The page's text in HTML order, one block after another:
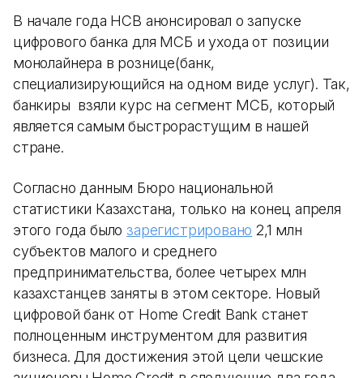
В начале года HCB анонсировал о запуске
цифрового банка для МСБ и ухода от позиции
монолайнера в рознице(банк,
специализирующийся на одном виде услуг). Так,
банкиры взяли курс на сегмент МСБ, который
является самым быстрорастущим в нашей
стране.
Согласно данным Бюро национальной
статистики Казахстана, только на конец апреля
этого года было зарегистрировано 2,1 млн
субъектов малого и среднего
предпринимательства, более четырех млн
казахстанцев заняты в этом секторе. Новый
цифровой банк от Home Credit Bank станет
полноценным инструментом для развития
бизнеса. Для достижения этой цели чешские